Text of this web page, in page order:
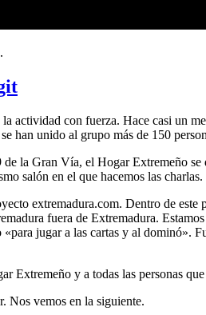
.
actividad con fuerza. Hace casi un
han unido al grupo más de 150
la Gran Vía, el Hogar Extremeño
salón en el que hacemos las charlas.
extremadura.com. Dentro de
fuera de Extremadura.
jugar a las cartas y al dominó».
Extremeño y a todas las personas
Nos vemos en la siguiente.